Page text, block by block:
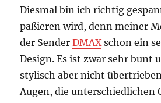
Diesmal bin ich richtig
paßieren wird, denn meiner
der SenderDMAX schon ein
Design. Es ist zwar sehr bunt
stylisch aber nicht
Augen, die unterschiedlichen